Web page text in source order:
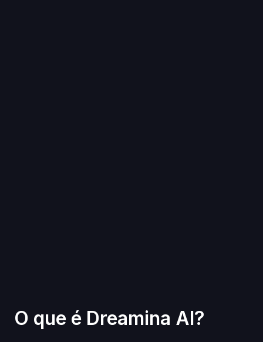
O que é Dreamina AI?